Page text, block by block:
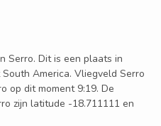
Serro. Dit is een plaats in
America. Vliegveld Serro
op dit moment 9:19. De
zijn latitude -18.711111 en